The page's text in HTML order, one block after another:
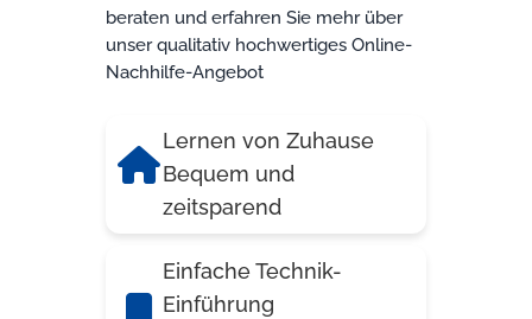
beraten und erfahren Sie mehr über
unser qualitativ hochwertiges Online-
Nachhilfe-Angebot
Lernen von Zuhause
Bequem und
zeitsparend
Einfache Technik-
Einführung